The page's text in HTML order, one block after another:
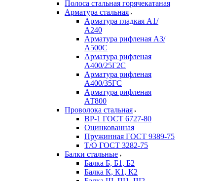
Полоса стальная горячекатаная
Арматура стальная
Арматура гладкая А1/
А240
Арматура рифленая А3/
А500С
Арматура рифленая
А400/25Г2С
Арматура рифленая
А400/35ГС
Арматура рифленая
АТ800
Проволока стальная
ВР-1 ГОСТ 6727-80
Оцинкованная
Пружинная ГОСТ 9389-75
Т/О ГОСТ 3282-75
Балки стальные
Балка Б, Б1, Б2
Балка К, К1, К2